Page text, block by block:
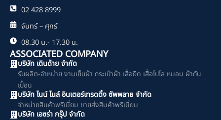
02 428 8999
จันทร์ – ศุกร์
08.30 น.- 17.30 น.
ASSOCIATED COMPANY
บริษัท เดินด้าย จำกัด
รับผลิต-จำหน่าย งานเย็บผ้า กระเป๋าผ้า เสื้อยืด เสื้อโปโล หมอน ผ้ากัน
เปื้อน
บริษัท ไนน์ ไนล์ อินเตอร์เทรดดิ้ง ซัพพลาย จำกัด
จำหน่ายสินค้าพรีเมี่ยม ขายส่งสินค้าพรีเมี่ยม
บริษัท เอซร่า กรุ๊ป จำกัด